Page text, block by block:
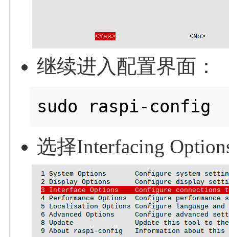
继续进入配置界面：
选择Interfacing